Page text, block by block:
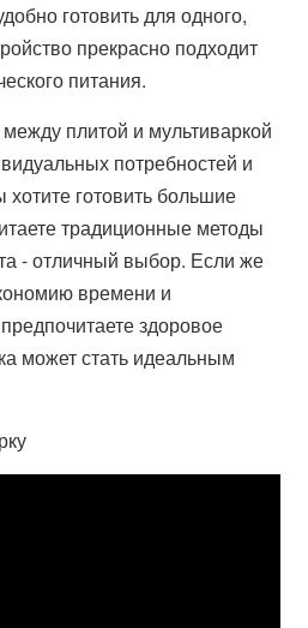
готовить для одного,
прекрасно подходит
питания.
плитой и мультиваркой
потребностей и
готовить большие
традиционные методы
- отличный выбор. Если же
времени и
здоровое
может стать идеальным